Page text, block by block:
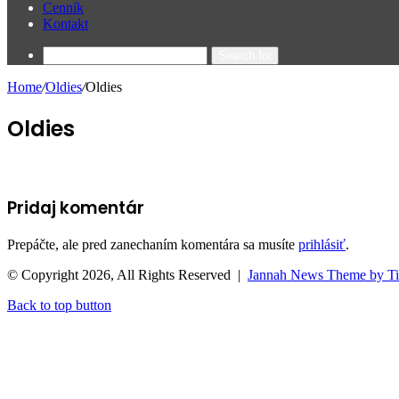
Cenník
Kontakt
Home/Oldies/Oldies
Oldies
Pridaj komentár
Prepáčte, ale pred zanechaním komentára sa musíte prihlásiť.
© Copyright 2026, All Rights Reserved | Jannah News Theme by
Back to top button